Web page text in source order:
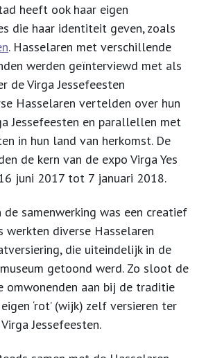
heeft ook haar eigen
die haar identiteit geven, zoals
. Hasselaren met verschillende
werden geïnterviewd met als
de Virga Jessefeesten
Hasselaren vertelden over hun
Jessefeesten en parallellen met
in hun land van herkomst. De
de kern van de expo Virga Yes
juni 2017 tot 7 januari 2018.
samenwerking was een creatief
werkten diverse Hasselaren
die uiteindelijk in de
getoond werd. Zo sloot de
omwonenden aan bij de traditie
‘rot’ (wijk) zelf versieren ter
Jessefeesten.